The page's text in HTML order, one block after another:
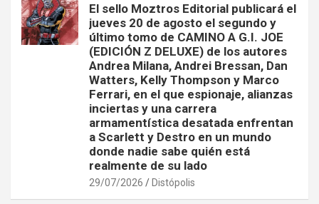
El sello Moztros Editorial publicará el
jueves 20 de agosto el segundo y
último tomo de CAMINO A G.I. JOE
(EDICIÓN Z DELUXE) de los autores
Andrea Milana, Andrei Bressan, Dan
Watters, Kelly Thompson y Marco
Ferrari, en el que espionaje, alianzas
inciertas y una carrera
armamentística desatada enfrentan
a Scarlett y Destro en un mundo
donde nadie sabe quién está
realmente de su lado
29/07/2026 Distópolis